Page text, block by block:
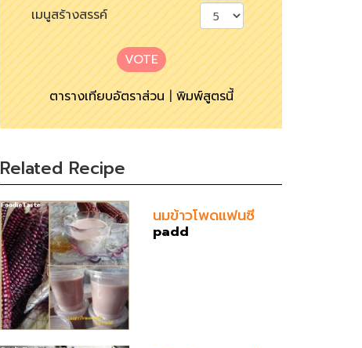
เมนูสร้างสรรค์
VOTE
ตารางเทียบอัตราส่วน|พิมพ์สูตรนี้
Related Recipe
นมข้าวโพดแฟนซี
padd